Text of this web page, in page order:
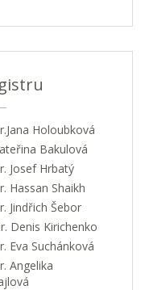
Holoubková
Bakulová
Josef Hrbatý
Hassan Shaikh
Jindřich Šebor
Denis Kirichenko
Eva Suchánková
Angelika